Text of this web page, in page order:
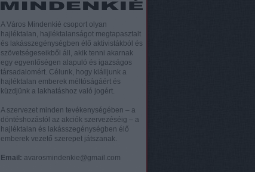
A Város Mindenkié csoport olyan
hajléktalan, hajléktalanságot megtapasztalt
és lakásszegénységben élő aktivistákból és
szövetségeseikből áll, akik tenni akarnak
egy egyenlőségen alapuló és igazságos
társadalomért. Célunk, hogy kiálljunk a
hajléktalan emberek méltóságáért és
küzdjünk a lakhatáshoz való jogért.
A szervezet minden tevékenységében – a
döntéshozástól az akciók szervezéséig – a
hajléktalan és lakásszegénységben élő
emberek vezető szerepet játszanak.
Email: avarosmindenkie@gmail.com